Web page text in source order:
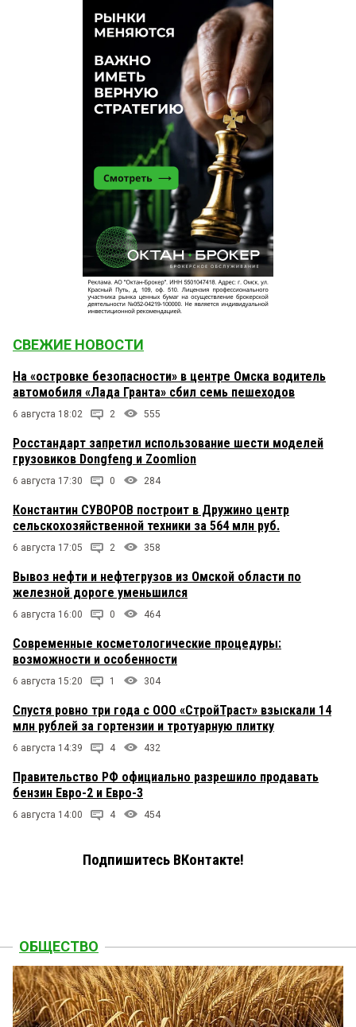
СВЕЖИЕ НОВОСТИ
На «островке безопасности» в центре Омска водитель
автомобиля «Лада Гранта» сбил семь пешеходов
6 августа 18:02 2 555
Росстандарт запретил использование шести моделей
грузовиков Dongfeng и Zoomlion
6 августа 17:30 0 284
Константин СУВОРОВ построит в Дружино центр
сельскохозяйственной техники за 564 млн руб.
6 августа 17:05 2 358
Вывоз нефти и нефтегрузов из Омской области по
железной дороге уменьшился
6 августа 16:00 0 464
Современные косметологические процедуры:
возможности и особенности
6 августа 15:20 1 304
Спустя ровно три года с ООО «СтройТраст» взыскали 14
млн рублей за гортензии и тротуарную плитку
6 августа 14:39 4 432
Правительство РФ официально разрешило продавать
бензин Евро-2 и Евро-3
6 августа 14:00 4 454
Подпишитесь ВКонтакте!
ОБЩЕСТВО